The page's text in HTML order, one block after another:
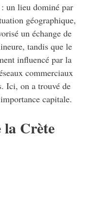
un lieu dominé par
géographique,
un échange de
tandis que le
influencé par la
commerciaux
Ici, on a trouvé de
capitale.
la Crète